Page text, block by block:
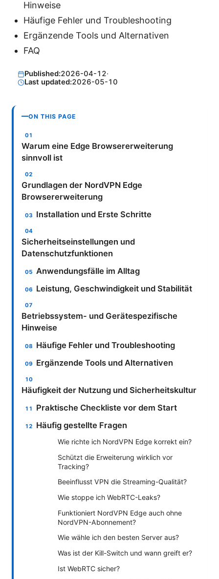
Hinweise
Häufige Fehler und Troubleshooting
Ergänzende Tools und Alternativen
FAQ
Published:2026-04-12·
Last updated:2026-05-10
ON THIS PAGE
Warum eine Edge Browsererweiterung
sinnvoll ist
Grundlagen der NordVPN Edge
Browsererweiterung
Installation und Erste Schritte
Sicherheitseinstellungen und
Datenschutzfunktionen
Anwendungsfälle im Alltag
Leistung, Geschwindigkeit und Stabilität
Betriebssystem- und Gerätespezifische
Hinweise
Häufige Fehler und Troubleshooting
Ergänzende Tools und Alternativen
Häufigkeit der Nutzung und Sicherheitskultur
Praktische Checkliste vor dem Start
Häufig gestellte Fragen
Wie richte ich NordVPN Edge korrekt ein?
Schützt die Erweiterung wirklich vor
Tracking?
Beeinflusst VPN die Streaming-Qualität?
Wie stoppe ich WebRTC-Leaks?
Funktioniert NordVPN Edge auch ohne
NordVPN-Abonnement?
Wie wähle ich den besten Server aus?
Was ist der Kill-Switch und wann greift er?
Ist WebRTC sicher?